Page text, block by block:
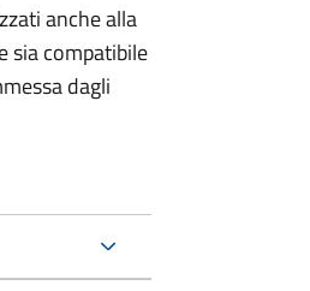
anche alla
sia compatibile
dagli